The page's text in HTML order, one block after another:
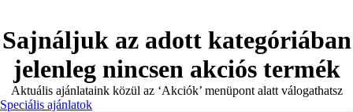
Sajnáljuk az adott kategóriában
jelenleg nincsen akciós termék
Aktuális ajánlataink közül az ‘Akciók’ menüpont alatt válogathatsz
Speciális ajánlatok